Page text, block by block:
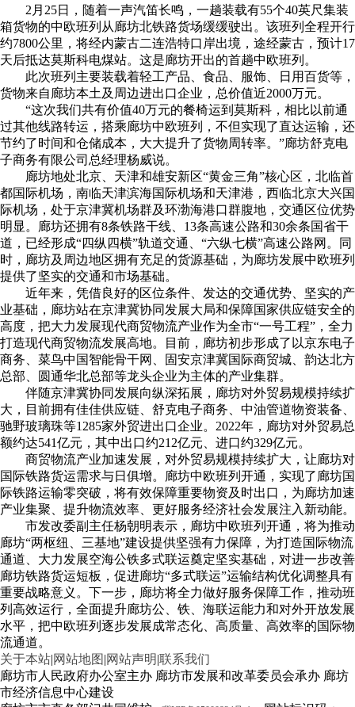
2月25日，随着一声汽笛长鸣，一趟装载有55个40英尺集装
箱货物的中欧班列从廊坊北铁路货场缓缓驶出。该班列全程开行
约7800公里，将经内蒙古二连浩特口岸出境，途经蒙古，预计17
天后抵达莫斯科电煤站。这是廊坊开出的首趟中欧班列。
此次班列主要装载着轻工产品、食品、服饰、日用百货等，
货物来自廊坊本土及周边进出口企业，总价值近2000万元。
“这次我们共有价值40万元的餐椅运到莫斯科，相比以前通
过其他线路转运，搭乘廊坊中欧班列，不但实现了直达运输，还
节约了时间和仓储成本，大大提升了货物周转率。”廊坊舒克电
子商务有限公司总经理杨威说。
廊坊地处北京、天津和雄安新区“黄金三角”核心区，北临首
都国际机场，南临天津滨海国际机场和天津港，西临北京大兴国
际机场，处于京津冀机场群及环渤海港口群腹地，交通区位优势
明显。廊坊还拥有8条铁路干线、13条高速公路和30余条国省干
道，已经形成“四纵四横”轨道交通、“六纵七横”高速公路网。同
时，廊坊及周边地区拥有充足的货源基础，为廊坊发展中欧班列
提供了坚实的交通和市场基础。
近年来，凭借良好的区位条件、发达的交通优势、坚实的产
业基础，廊坊站在京津冀协同发展大局和保障国家供应链安全的
高度，把大力发展现代商贸物流产业作为全市“一号工程”，全力
打造现代商贸物流发展高地。目前，廊坊初步形成了以京东电子
商务、菜鸟中国智能骨干网、固安京津冀国际商贸城、韵达北方
总部、圆通华北总部等龙头企业为主体的产业集群。
伴随京津冀协同发展向纵深拓展，廊坊对外贸易规模持续扩
大，目前拥有佳佳供应链、舒克电子商务、中油管道物资装备、
驰野玻璃珠等1285家外贸进出口企业。2022年，廊坊对外贸易总
额约达541亿元，其中出口约212亿元、进口约329亿元。
商贸物流产业加速发展，对外贸易规模持续扩大，让廊坊对
国际铁路货运需求与日俱增。廊坊中欧班列开通，实现了廊坊国
际铁路运输零突破，将有效保障重要物资及时出口，为廊坊加速
产业集聚、提升物流效率、更好服务经济社会发展注入新动能。
市发改委副主任杨朝明表示，廊坊中欧班列开通，将为推动
廊坊“两枢纽、三基地”建设提供坚强有力保障，为打造国际物流
通道、大力发展空海公铁多式联运奠定坚实基础，对进一步改善
廊坊铁路货运短板，促进廊坊“多式联运”运输结构优化调整具有
重要战略意义。下一步，廊坊将全力做好服务保障工作，推动班
列高效运行，全面提升廊坊公、铁、海联运能力和对外开放发展
水平，把中欧班列逐步发展成常态化、高质量、高效率的国际物
流通道。
关于本站|网站地图 |网站声明|联系我们
廊坊市人民政府办公室主办 廊坊市发展和改革委员会承办 廊坊
市经济信息中心建设